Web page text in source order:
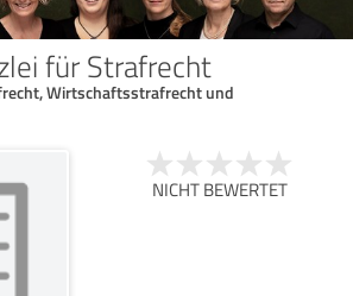
für Strafrecht
Wirtschaftsstrafrecht und
NICHT BEWERTET